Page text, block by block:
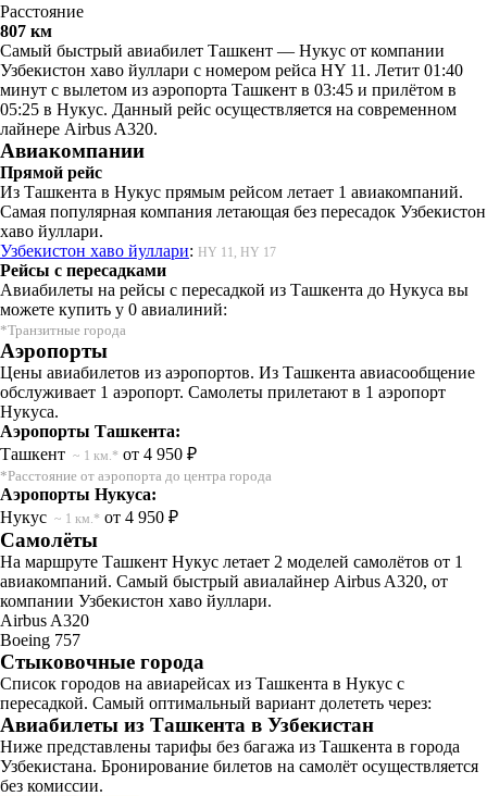
Расстояние
807 км
Самый быстрый авиабилет Ташкент — Нукус от компании
Узбекистон хаво йуллари с номером рейса HY 11. Летит 01:40
минут с вылетом из аэропорта Ташкент в 03:45 и прилётом в
05:25 в Нукус. Данный рейс осуществляется на современном
лайнере Airbus A320.
Авиакомпании
Прямой рейс
Из Ташкента в Нукус прямым рейсом летает 1 авиакомпаний.
Самая популярная компания летающая без пересадок Узбекистон
хаво йуллари.
Узбекистон хаво йуллари: HY 11, HY 17
Рейсы с пересадками
Авиабилеты на рейсы с пересадкой из Ташкента до Нукуса вы
можете купить у 0 авиалиний:
*Транзитные города
Аэропорты
Цены авиабилетов из аэропортов. Из Ташкента авиасообщение
обслуживает 1 аэропорт. Самолеты прилетают в 1 аэропорт
Нукуса.
Аэропорты Ташкента:
Ташкент ~ 1 км.* от 4 950 ₽
*Расстояние от аэропорта до центра города
Аэропорты Нукуса:
Нукус ~ 1 км.* от 4 950 ₽
Самолёты
На маршруте Ташкент Нукус летает 2 моделей самолётов от 1
авиакомпаний. Самый быстрый авиалайнер Airbus A320, от
компании Узбекистон хаво йуллари.
Airbus A320
Boeing 757
Стыковочные города
Список городов на авиарейсах из Ташкента в Нукус с
пересадкой. Самый оптимальный вариант долететь через:
Авиабилеты из Ташкента в Узбекистан
Ниже представлены тарифы без багажа из Ташкента в города
Узбекистана. Бронирование билетов на самолёт осуществляется
без комиссии.